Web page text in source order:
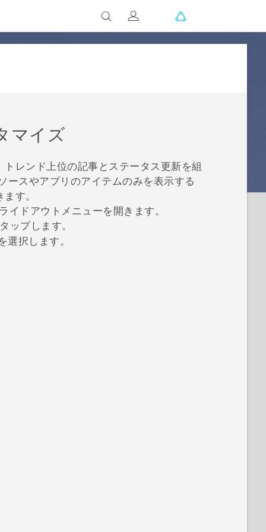
マイズ
レンド上位の記事とステータス更新を組
ースやアプリのアイテムのみを表示する
す。
ドアウトメニューを開きます。
ップします。
選択します。